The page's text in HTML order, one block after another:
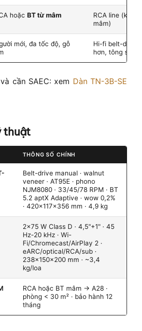
hoặc BT từ mâm
RCA line
mâm)
mới, đa tốc độ, gỗ
Hi-fi belt-drive
hơn, tông sáng
cần SAEC: xem Dàn TN-3B-SE
thuật
THÔNG SỐ CHÍNH
Belt-drive manual · walnut
veneer · AT95E · phono
NJM8080 · 33/45/78 RPM · BT
5.2 aptX Adaptive · wow 0,2%
· 420×117×356 mm · 4,9 kg
2×75 W Class D · 4,5"+1" · 45
Hz-20 kHz · Wi-
Fi/Chromecast/AirPlay 2 ·
eARC/optical/RCA/sub ·
238×150×200 mm · ~3,4
kg/loa
RCA hoặc BT mâm → A28 ·
phòng < 30 m² · bảo hành 12
tháng